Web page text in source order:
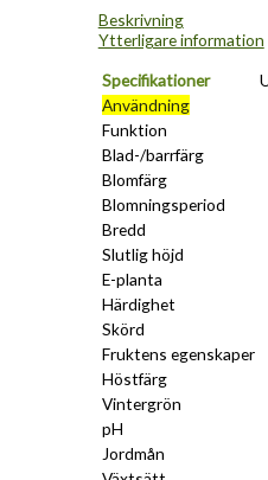
Beskrivning
Ytterligare information
Specifikationer
Användning
Funktion
Blad-/barrfärg
Blomfärg
Blomningsperiod
Bredd
Slutlig höjd
E-planta
Härdighet
Skörd
Fruktens egenskaper
Höstfärg
Vintergrön
pH
Jordmån